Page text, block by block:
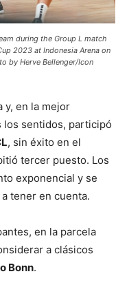
during the Group L match
2023 at Indonesia Arena on
by Herve Bellenger/Icon
y, en la mejor
los sentidos, participó
, sin éxito en el
tercer puesto. Los
exponencial y se
tener en cuenta.
en la parcela
a clásicos
Bonn.